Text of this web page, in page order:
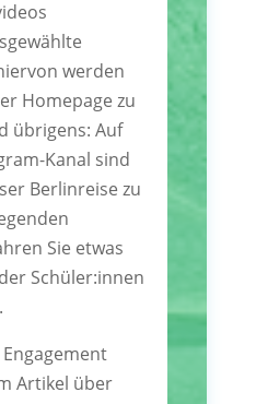
werden
Homepage zu
übrigens: Auf
Kanal sind
Berlinreise zu
Sie etwas
Schüler:innen
Artikel über